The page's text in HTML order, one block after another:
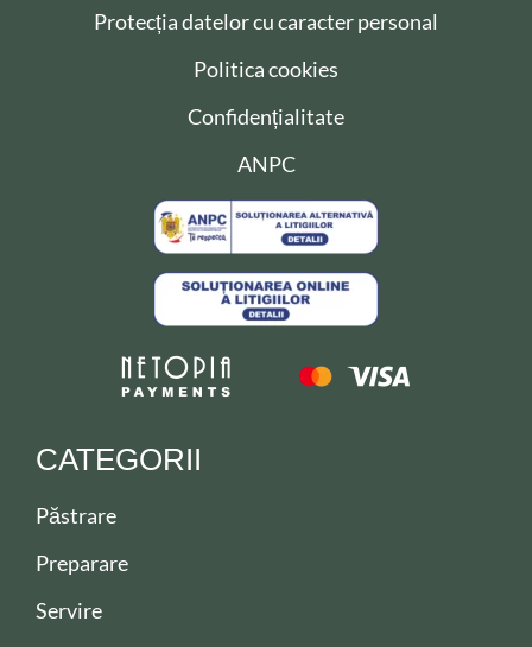
Protecția datelor cu caracter personal
Politica cookies
Confidențialitate
ANPC
CATEGORII
Păstrare
Preparare
Servire